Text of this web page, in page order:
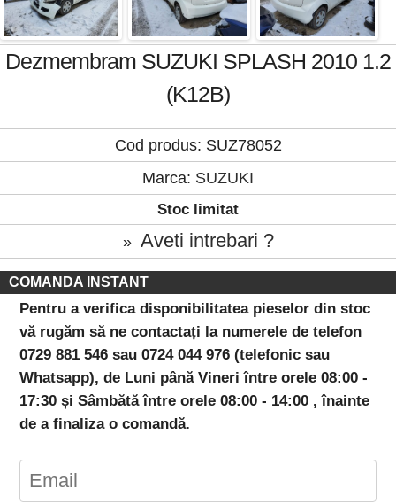
Dezmembram SUZUKI SPLASH 2010 1.2
(K12B)
Cod produs: SUZ78052
Marca: SUZUKI
Stoc limitat
» Aveti intrebari ?
COMANDA INSTANT
Pentru a verifica disponibilitatea pieselor din stoc
vă rugăm să ne contactați la numerele de telefon
0729 881 546 sau 0724 044 976 (telefonic sau
Whatsapp), de Luni până Vineri între orele 08:00 -
17:30 și Sâmbătă între orele 08:00 - 14:00 , înainte
de a finaliza o comandă.